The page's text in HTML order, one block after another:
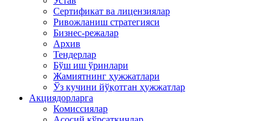
Сертификат ва лицензиялар
Ривожланиш стратегияси
Бизнес-режалар
Архив
Тендерлар
Бўш иш ўринлари
Жамиятнинг ҳужжатлари
Ўз кучини йўқотган ҳужжатлар
Акциядорларга
Комиссиялар